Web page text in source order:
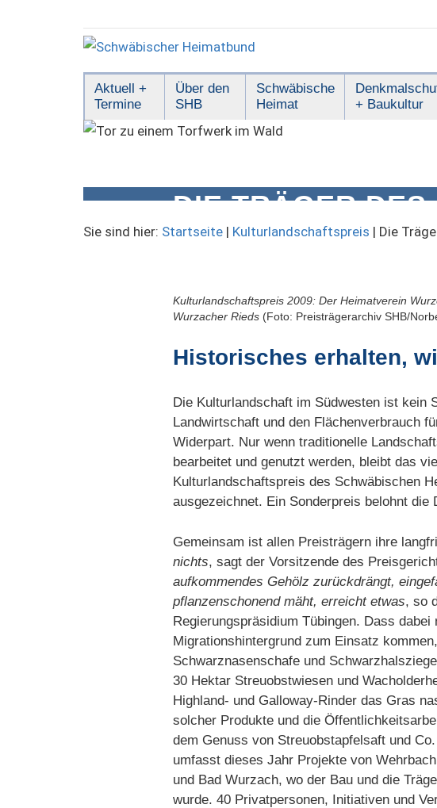
Schwäbischer
Heimatbund
Aktuell +
Termine
Über den
SHB
Schwäbische
Heimat
+ Baukultur
DIE TRÄGER DES
Sie sind hier: Startseite| Kulturlandschaftspreis | Die
Kulturlandschaftspreis 2009: Der Heimatverein
Wurzacher Rieds (Foto: Preisträgerarchiv SHB/
Historisches erhalten,
Die Kulturlandschaft im Südwesten ist kein
Landwirtschaft und den Flächenverbrauch
Widerpart. Nur wenn traditionelle
bearbeitet und genutzt werden, bleibt das
Kulturlandschaftspreis des Schwäbischen
ausgezeichnet. Ein Sonderpreis belohnt die
Gemeinsam ist allen Preisträgern ihre
nichts, sagt der Vorsitzende des
aufkommendes Gehölz zurückdrängt,
pflanzenschonend mäht, erreicht etwas, so
Regierungspräsidium Tübingen. Dass
Migrationshintergrund zum Einsatz
Schwarznasenschafe und
30 Hektar Streuobstwiesen und
Highland- und Galloway-Rinder das Gras
solcher Produkte und die
dem Genuss von Streuobstapfelsaft und
umfasst dieses Jahr Projekte von
und Bad Wurzach, wo der Bau und die
wurde. 40 Privatpersonen, Initiativen und